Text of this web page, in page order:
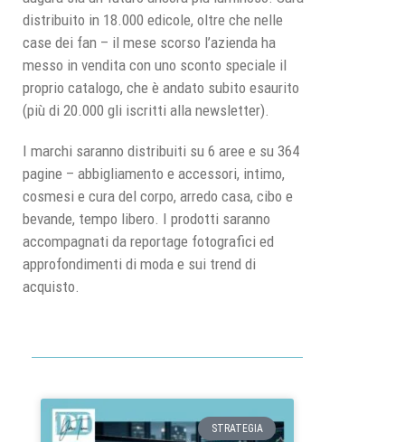
distribuito in 18.000 edicole, oltre che nelle
case dei fan – il mese scorso l’azienda ha
messo in vendita con uno sconto speciale il
proprio catalogo, che è andato subito esaurito
(più di 20.000 gli iscritti alla newsletter).
I marchi saranno distribuiti su 6 aree e su 364
pagine – abbigliamento e accessori, intimo,
cosmesi e cura del corpo, arredo casa, cibo e
bevande, tempo libero. I prodotti saranno
accompagnati da reportage fotografici ed
approfondimenti di moda e sui trend di
acquisto.
STRATEGIA